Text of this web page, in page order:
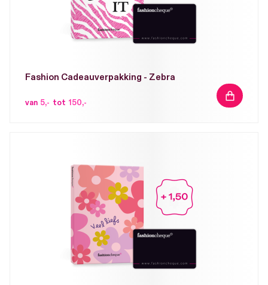
Fashion Cadeauverpakking - Zebra
van 5,- tot 150,-
IN